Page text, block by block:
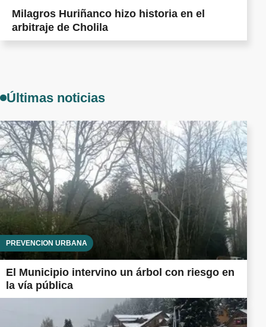
Milagros Huriñanco hizo historia en el
arbitraje de Cholila
Últimas noticias
PREVENCIÓN URBANA
El Municipio intervino un árbol con riesgo en
la vía pública